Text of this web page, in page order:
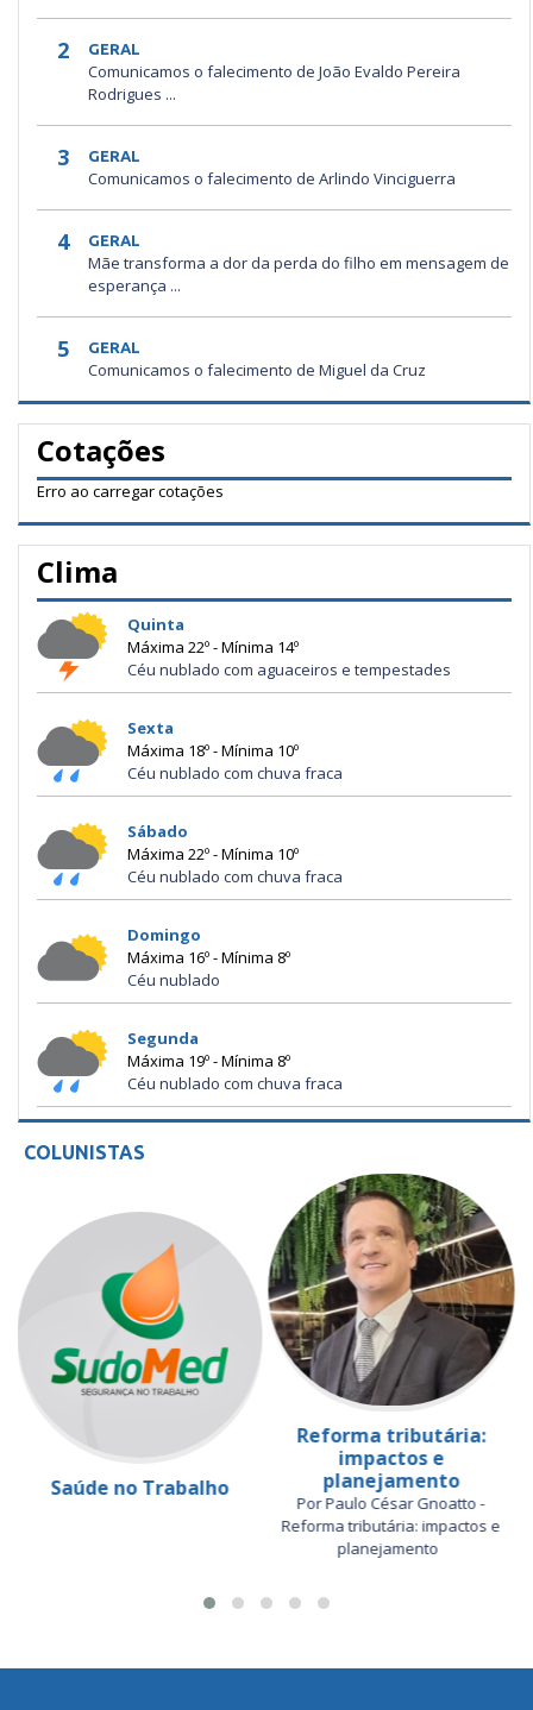
2 GERAL
Comunicamos o falecimento de João Evaldo Pereira
Rodrigues ...
3 GERAL
Comunicamos o falecimento de Arlindo Vinciguerra
4 GERAL
Mãe transforma a dor da perda do filho em mensagem de
esperança ...
5 GERAL
Comunicamos o falecimento de Miguel da Cruz
Cotações
Erro ao carregar cotações
Clima
Quinta
Máxima 22º - Mínima 14º
Céu nublado com aguaceiros e tempestades
Sexta
Máxima 18º - Mínima 10º
Céu nublado com chuva fraca
Sábado
Máxima 22º - Mínima 10º
Céu nublado com chuva fraca
Domingo
Máxima 16º - Mínima 8º
Céu nublado
Segunda
Máxima 19º - Mínima 8º
Céu nublado com chuva fraca
COLUNISTAS
Saúde no Trabalho
Reforma tributária:
impactos e
planejamento
Por Paulo César Gnoatto -
Reforma tributária: impactos e
planejamento